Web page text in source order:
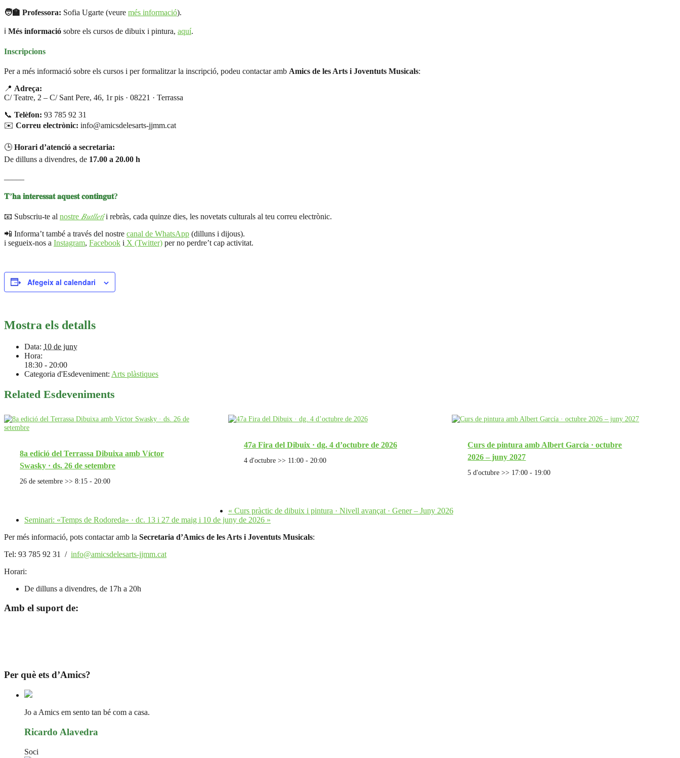
🧑‍🏫 Professora: Sofia Ugarte (veure més informació).
ℹ️ Més informació sobre els cursos de dibuix i pintura, aquí.
Inscripcions
Per a més informació sobre els cursos i per formalitzar la inscripció, podeu contactar amb Amics de les Arts i Joventuts Musicals:
📍 Adreça:
C/ Teatre, 2 – C/ Sant Pere, 46, 1r pis · 08221 · Terrassa
📞 Telèfon: 93 785 92 31
✉️ Correu electrònic: info@amicsdelesarts-jjmm.cat
🕒 Horari d’atenció a secretaria:
De dilluns a divendres, de 17.00 a 20.00 h
𝐓’𝐡𝐚 𝐢𝐧𝐭𝐞𝐫𝐞𝐬𝐬𝐚𝐭 𝐚𝐪𝐮𝐞𝐬𝐭 𝐜𝐨𝐧𝐭𝐢𝐧𝐠𝐮𝐭?
📧 Subscriu-te al nostre 𝐵𝑢𝑡𝑙𝑙𝑒𝑡𝑖́i rebràs, cada quinze dies, les novetats culturals al teu correu electrònic.
📲 Informa’t també a través del nostre canal de WhatsApp (dilluns i dijous).
i segueix-nos a Instagram, Facebook i X (Twitter) per no perdre’t cap activitat.
Afegeix al calendari
Mostra els detalls
Data: 10 de juny
Hora:
18:30 - 20:00
Categoria d'Esdeveniment: Arts plàstiques
Related Esdeveniments
8a edició del Terrassa Dibuixa amb Víctor
Swasky · ds. 26 de setembre
26 de setembre >> 8:15 - 20:00
47a Fira del Dibuix · dg. 4 d’octubre de 2026
4 d'octubre >> 11:00- 20:00
Curs de pintura amb Albert García · octubre
2026 – juny 2027
5 d'octubre >> 17:00 - 19:00
« Curs pràctic de dibuix i pintura · Nivell avançat · Gener – Juny 2026
Seminari: «Temps de Rodoreda» · dc. 13 i 27 de maig i 10 de juny de 2026 »
Per més informació, pots contactar amb la Secretaria d’Amics de les Arts i Joventuts Musicals:
Tel: 93 785 92 31 / info@amicsdelesarts-jjmm.cat
Horari:
De dilluns a divendres, de 17h a 20h
Amb el suport de:
Per què ets d’Amics?
Jo a Amics em sento tan bé com a casa.
Ricardo Alavedra
Soci